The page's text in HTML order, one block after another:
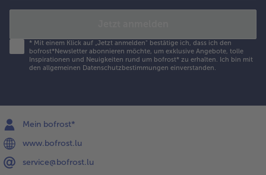
* Mit einem Klick auf „Jetzt anmelden" bestätige ich, dass ich den
bofrost*Newsletter abonnieren möchte, um exklusive Angebote, tolle
Inspirationen und Neuigkeiten rund um bofrost* zu erhalten. Ich bin mit
den allgemeinen Datenschutzbestimmungen einverstanden.
Mein bofrost*
www.bofrost.lu
service@bofrost.lu